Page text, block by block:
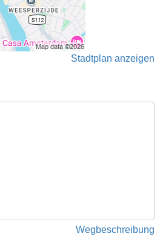
Stadtplan anzeigen
Wegbeschreibung